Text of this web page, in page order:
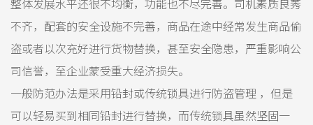
整体发展水平还很不均衡，功能也不尽完善。司机素质良莠
不齐，配套的安全设施不完善，商品在途中经常发生商品偷
盗或者以次充好进行货物替换，甚至安全隐患，严重影响公
司信誉，至企业蒙受重大经济损失。
一般防范办法是采用铅封或传统锁具进行防盗管理 ，但是
可以轻易买到相同铅封进行替换，而传统锁具虽然坚固一